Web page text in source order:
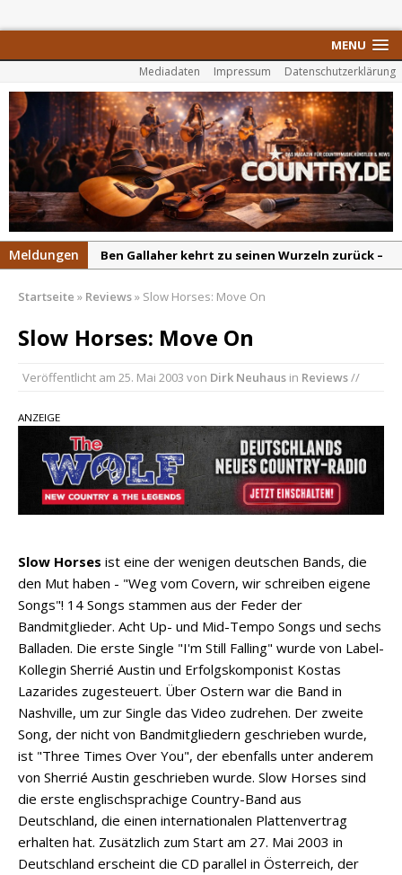
MENU
Mediadaten Impressum Datenschutzerklärung
Meldungen
Ben Gallaher kehrt zu seinen Wurzeln zurück –
Colton Dawson legt mit „Worth It“ nach –
Country mit Herz und Humor
Vergleich mit anderen
„Choosin‘ Texas“ gehört zu den größten Hits
aller Zeiten
pez veröffentlicht neue Single „Late Night
Talks“ – eine Hymne auf unvergessliche
Morgan Wallen, Dolly Parton und Riley Green im
Fokus
Startseite » Reviews» Slow Horses: Move On
Slow Horses: Move On
Veröffentlicht am 25. Mai 2003 von Dirk Neuhaus in Reviews//
ANZEIGE
Slow Horses ist eine der wenigen deutschen Bands, die
den Mut haben - "Weg vom Covern, wir schreiben eigene
Songs"! 14 Songs stammen aus der Feder der
Bandmitglieder. Acht Up- und Mid-Tempo Songs und sechs
Balladen. Die erste Single "I'm Still Falling" wurde von Label-
Kollegin Sherrié Austin und Erfolgskomponist Kostas
Lazarides zugesteuert. Über Ostern war die Band in
Nashville, um zur Single das Video zudrehen. Der zweite
Song, der nicht von Bandmitgliedern geschrieben wurde,
ist "Three Times Over You", der ebenfalls unter anderem
von Sherrié Austin geschrieben wurde. Slow Horses sind
die erste englischsprachige Country-Band aus
Deutschland, die einen internationalen Plattenvertrag
erhalten hat. Zusätzlich zum Start am 27. Mai 2003 in
Deutschland erscheint die CD parallel in Österreich, der